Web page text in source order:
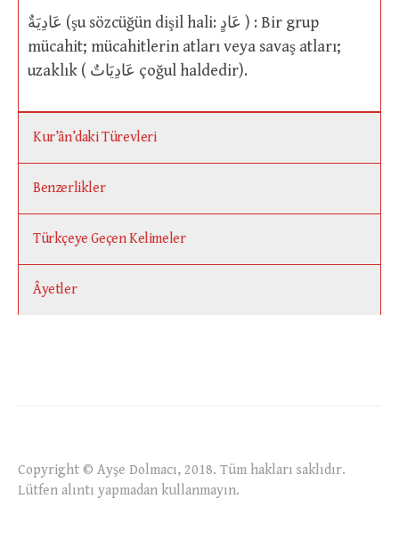
عَادِيَةٌ (şu sözcüğün dişil hali: عَادٍ ) : Bir grup
mücahit; mücahitlerin atları veya savaş atları;
uzaklık ( عَادِيَاتٌ çoğul haldedir).
Kur’ân’daki Türevleri
Benzerlikler
Türkçeye Geçen Kelimeler
Âyetler
Copyright © Ayşe Dolmacı, 2018. Tüm hakları saklıdır.
Lütfen alıntı yapmadan kullanmayın.